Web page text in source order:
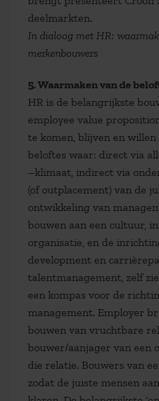
deelmarkten.
In dialoog met HR:
merkenbouwers
5. Waarmaken van de
HR is de belangrijkste
employee value
te komen, blijven en
beloftes waar: direct via
–klimaat, indirect via
(of outplacement) van de
ontwikkeling van
bouwen aan een cultuur,
organisatie, en de
development en
talentmanagement, zelf
een kompas voor de
management. Employer
bouwen van vruchtbare
bouwer/aanjager van een
die relatie. Bouwers van
zodat de juiste mensen